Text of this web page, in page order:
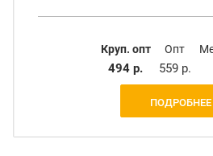
Круп. опт
494 р.
Опт
559 р.
ПОДРОБНЕЕ